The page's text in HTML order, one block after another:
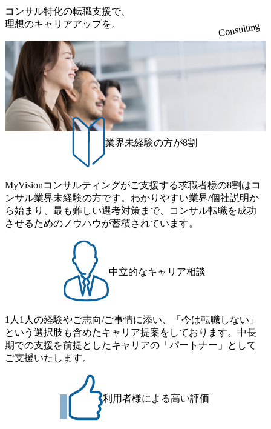
ミュニケーション能力をお持ちの方 ・最新のトレンド・テ
ーマや事例にキャッチアップし、バイタリティーを持って
向を把握し、クライアントや自社への提案などに積極的に
関わることができる方 ・スケジューリング(優先順位付け含
む)など、ビジネスベーシックスキルが習得できている方
り、クライアントとのリレーションを発展・拡大させるこ
とをミッションとする。自社へ提言の質を常に高く担保す
る責任を担う。 ● 裁量権 弊社は2019年11月に設立され、成
長期といわれるフェーズにあります。 事業・組織を拡大し
ていく時期のため、メンバーや組織がスケールしていく過
程を体感できます。 また、希望者はパートナー以外でも大
手役員の方へのセールスにも参加できる環境です。 自ら案
件を取り、プロジェクト体制を作っていくことも可能で
す。 ● 事業会社機能にも携われる 弊社にはコンサルティン
グ事業以外にもSaaSプロダクト・メディア・地方創生事業
があるため、上記事業に携わることも可能です。コンサル
タントとしての経験を活かしながら自らプロダクト開発や
自社の業務改善ができます。(希望者のみとなります) ● BIG
4・アクセンチュアをはじめとした大手外資系コンサルファ
ーム出身者が多く集まっています ● 平均年齢は35歳で、幅
広い年齢の方が活躍しています ● インダストリー・ソリュ
ーションで区切られていない組織です(ワンプール制) ● 海外
事業拠点をシンガポールに設立し、グローバル案件に対応
するコンサルティング体制を構築しています 東京都中央区
八重洲2-2-1 東京ミッドタウン八重洲 八重洲セントラルタワ
ー8階 受動喫煙対策 : 執務室内禁煙、ビル内喫煙室あり WE
B 書類選考通過後に、GAB試験に合格している方 ● テクノ
ロジーコンサルタント ・4年生大学卒業に限る ・大手総合
サルティング経験5年以上 ● 戦略コンサルタント ・4年生大
学卒業に限る ・以下のいずれかの実務経験を有する方
- MBB及び戦略ファームでのコンサルティング経験2年以
上 - BIG4のStrategy部門におけるコンサルティング経験2
プし、バイタリティーを持ってチャレンジできる方 ・自ら
コンサル業界やクライアント動向を把握し、クライアント
や自社への提案などに積極的に関わることができる方 ・ス
を上回る規模感)、営業利益率も約15％と驚異的な数字とな
っている、売上・従業員数共にこの8年間で4倍近くの成長
を遂げていることから、今後も高い成長が見込まれる 多く
の技術者を抱えており、アビームコンサルティングに続い
て日本国内2番目にSAP認定コンサルタント制度の有資格者
数が多く、特にIT領域に強みを持つ グローバルのポジショ
ンに自由に応募できる社内の転職ツール「キャリアズ・マ
ーケットプレイス」が存在し、本ツールを活用で上司の引
き留めを受けずに移動が可能である（異動者は年間約1,000
名） 残業時間や有休取得率など約10項目を数値化すること
で、実行前後で離職率を半減させることに成功した 18時以
降の会議を原則禁止としているほか、在宅勤務制度の全社
展開、ハラスメント抑止に向けた研修の拡充、社外窓口設
置など徹底的な仕組み化を推進する 育休取得率は男性6
5%、女性100%と全国平均を上回る実績を持ち、女性の管理
職率も21.8%（2023年12月時点）とフレキシブルな働き方を
提供 2026年8月22日(土) 9:00～19:30頃 ※選考会参加人数に
より変動 2026年8月7日(金) 16:00 参加予定DTE ① MRS-IMS
(旧ITXO-IMS) ② TS&T(旧TS&A) ③ CyberSecurity ④ IES ⑤ I
TS-Fukuoka ⑥ AMS-PRD ⑦ AMS-H&PS オンライン (Teams)
来黒字を維持し、急成長中でありながら安定した事業を展
開し、高い安定性を持つ企業へと成長している 10年後に1兆
円を目指す日本にもなかなかないメガベンチャー。創業か
ら黒字経営。年間130%成長 https://storage.googleapis.com/our-
vision-production.appspot.com/public/images/20251030164405_5c
527843-d227-4df8-b86c-5587f843fdf6_1200x471.webp https://stor
age.googleapis.com/our-vision-production.appspot.com/public/imag
es/20251030164946_dc0888f6-0539-4887-84d7-34c8d8544226_1
200x666.webp 年間100億円規模の投資の元、10以上もの新規
事業を立ち上げているため様々な業界を経験することが可
能 社内転職が活発であり、多様なスキルを1社で身に着ける
ことが可能 事業開発・運用を内包かする「オールインハウ
ス」型の組織体。社内スカウトや社内公募制度を用いて主
体的かつ柔軟なキャリア形成が可能。 https://storage.googleap
165942_70f09968-1b27-43e6-b849-1cd107c4f488_1200x698.web
p ## 働き方／WLB／待遇 内装8億円超のかっこいいオフィ
スがあり、 働き甲斐のあるランキング、新卒注目ランキン
グ受賞歴多数 あえての未上場であり株主からの圧力がない
的な成長を若手に任せられる環境 対面でのコミュニケーシ
ョンメリットを重視するため出社勤務。1日の労働時間平均
9.2時間、有休消化率81%(2024年度の年間データ、エンジニ
ア組織） 2026年8月22日(土) 10:00～最長16:00 2026年8月10
日(月) 16:00 ※応募者が定員を上回る場合は、厳正なる審査
の上参加者を決定させていただきます。ご了承ください。
● 当日の流れ 受付 → 会社説明会 → 面接(会社説明会終了
後、随時ご案内) ※全てリモートにて実施します。 ※参加
される方に個別に当日の面接案内をお送りいたします。 ※
通常の選考フローと異なり、事前に適性検査をご受検いた
だきます。 ● 詳細 デジタルイノベーション事業部でのポジ
ションサーチになります。 ご経験やスキル、そして適性や
志向性に合わせて、以下のいずれかの役割でご活躍いただ
きます。 ※本求人はレバテック株式会社の雇用となりま
コンサル特化の転職支援で、
理想のキャリアアップを。
Consulting
業界未経験の方が8割
MyVisionコンサルティングがご支援する求職者様の8割はコ
ンサル業界未経験の方です。わかりやすい業界/個社説明か
ら始まり、最も難しい選考対策まで、コンサル転職を成功
させるためのノウハウが蓄積されています。
中立的なキャリア相談
1人1人の経験やご志向/ご事情に添い、「今は転職しない」
という選択肢も含めたキャリア提案をしております。中長
期での支援を前提としたキャリアの「パートナー」として
ご支援いたします。
利用者様による高い評価